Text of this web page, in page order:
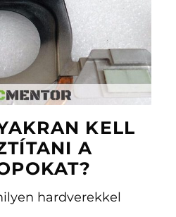
KELL
A
hardverekkel